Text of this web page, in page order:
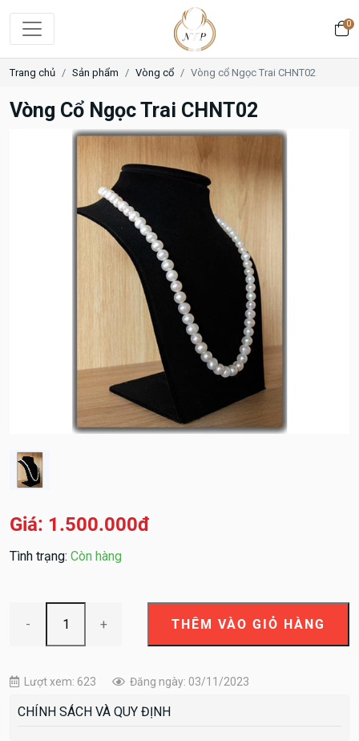
0
Trang chủ Sản phẩm Vòng cổ Vòng cổ Ngọc Trai CHNT02
Vòng Cổ Ngọc Trai CHNT02
CHÍNH SÁCH VÀ QUY ĐỊNH
Giá: 1.500.000đ
Tình trạng: Còn hàng
- +
Lượt xem: 623 Đăng ngày: 03/11/2023